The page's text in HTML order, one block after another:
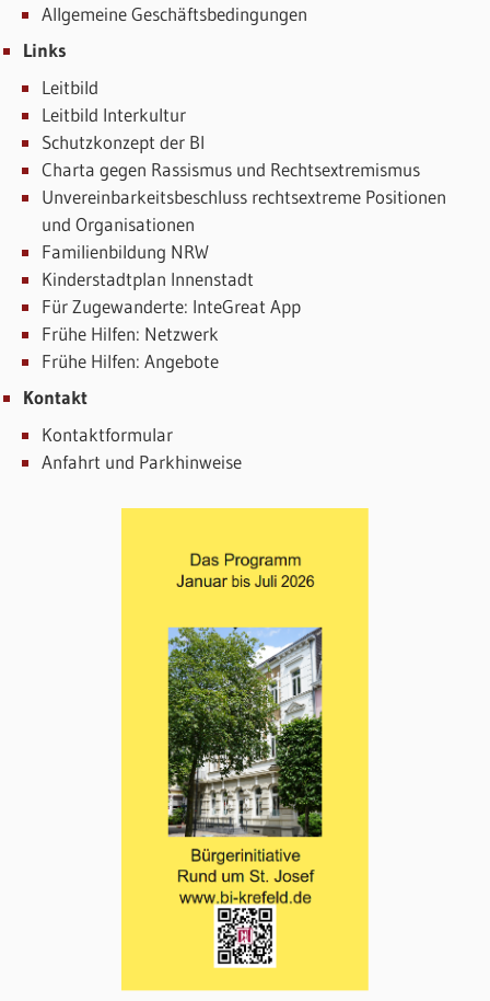
Allgemeine Geschäftsbedingungen
Links
Leitbild
Leitbild Interkultur
Schutzkonzept der BI
Charta gegen Rassismus und Rechtsextremismus
Unvereinbarkeitsbeschluss rechtsextreme Positionen
und Organisationen
Familienbildung NRW
Kinderstadtplan Innenstadt
Für Zugewanderte: InteGreat App
Frühe Hilfen: Netzwerk
Frühe Hilfen: Angebote
Kontakt
Kontaktformular
Anfahrt und Parkhinweise